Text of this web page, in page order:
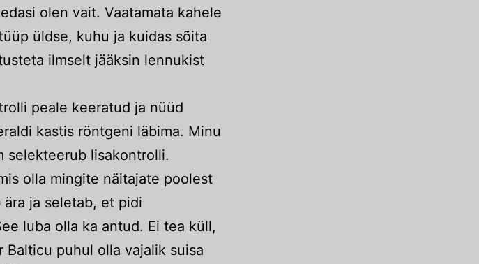
olen vait. Vaatamata kahele
üldse, kuhu ja kuidas sõita
ilmselt jääksin lennukist
peale keeratud ja nüüd
kastis röntgeni läbima. Minu
selekteerub lisakontrolli.
olla mingite näitajate poolest
ja seletab, et pidi
luba olla ka antud. Ei tea küll,
Balticu puhul olla vajalik suisa